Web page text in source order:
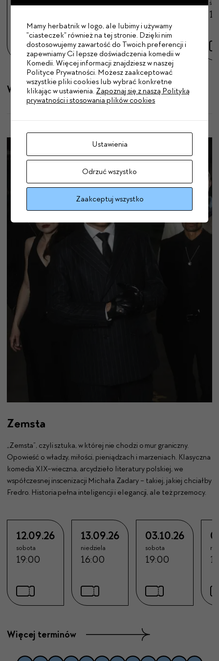
Więcej terminów
Zemsta
„Zemsta”, czyli sztuka, w której nie chodzi o mur graniczny.
Opowieść o władzy, miłości, pieniądzach i marzeniach. Klasyczna
komedia XIX-wieczna, arcydzieło literatury polskiej, we
współczesnej inscenizacji Michała Zadary - takiej, jakiej chciałby
Fredro. Historia pełna inteligencji i elegancji, ale też przemocy.
12.09.26
sobota
19:00
13.09.26
niedziela
16:00
03.10.26
sobota
19:00
Więcej terminów
Mamy herbatnik w logo, ale lubimy i używamy
"ciasteczek" również na tej stronie. Dzięki nim
dostosowujemy zawartość do Twoich preferencji i
zapewniamy Ci lepsze doświadczenia komedii w
Komedii. Więcej informacji znajdziesz w naszej
Polityce Prywatności. Możesz zaakceptować
wszystkie pliki cookies lub wybrać konkretne
klikając w ustawienia. Zapoznaj się z naszą Polityką
prywatności i stosowania plików cookies
Ustawienia
Odrzuć wszystko
Zaakceptuj wszystko